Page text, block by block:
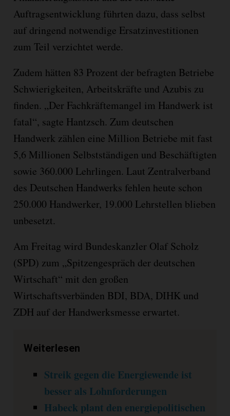
Auftragsentwicklung führten dazu, dass selbst
auf dringend notwendige Ersatzinvestitionen
zum Teil verzichtet werde.
Zudem hätten 83 Prozent der befragten Betriebe
Schwierigkeiten, Arbeitskräfte und Azubis zu
finden. „Der Fachkräftemangel im Handwerk ist
fatal“, sagte Hantzsch. Zum deutschen
Handwerk zählen eine Million Betriebe mit fast
5,6 Millionen Selbstständigen und Beschäftigten
sowie 360.000 Lehrlingen. Laut Zentralverband
des Deutschen Handwerks fehlen heute schon
250.000 Handwerker, 19.000 Lehrstellen blieben
unbesetzt.
Am Freitag wird Bundeskanzler Olaf Scholz
(SPD) zum „Spitzengespräch der deutschen
Wirtschaft“ mit den großen
Wirtschaftsverbänden BDI, BDA, DIHK und
ZDH auf der Handwerksmesse erwartet.
Weiterlesen
Streik gegen die Energiewende ist
besser als Lohnforderungen
Habeck plant den energiepolitischen